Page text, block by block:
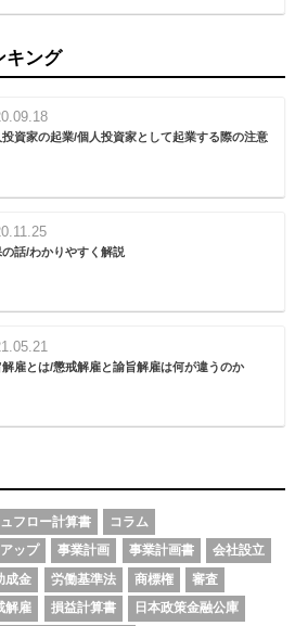
キング
投資家の起業/個人投資家として起業する際の注意
の話/わかりやすく解説
解雇とは/懲戒解雇と諭旨解雇は何が違うのか
フロー計算書
コラム
ップ 事業計画 事業計画書
会社設立
成金 労働基準法 商標権
審査
解雇 損益計算書
日本政策金融公庫